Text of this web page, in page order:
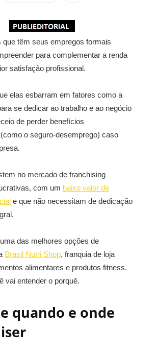
que têm seus empregos formais
para complementar a renda
satisfação profissional.
elas esbarram em fatores como a
se dedicar ao trabalho e ao negócio
de perder benefícios
o seguro-desemprego) caso
no mercado de franchising
com um baixo valor de
e que não necessitam de dedicação
das melhores opções de
Brasil Nutri Shop, franquia de loja
alimentares e produtos fitness.
vai entender o porquê.
quando e onde